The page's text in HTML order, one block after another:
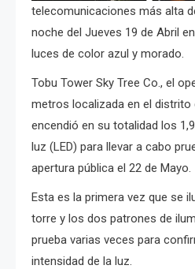
telecomunicaciones más alta
noche del Jueves 19 de Abril
luces de color azul y morado.
Tobu Tower Sky Tree Co., el
metros localizada en el distrito
encendió en su totalidad los
luz (LED) para llevar a cabo
apertura pública el 22 de Mayo.
Esta es la primera vez que se
torre y los dos patrones de
prueba varias veces para
intensidad de la luz.